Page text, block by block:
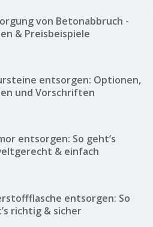
von Betonabbruch -
& Preisbeispiele
entsorgen: Optionen,
und Vorschriften
entsorgen: So geht’s
& einfach
entsorgen: So
richtig & sicher